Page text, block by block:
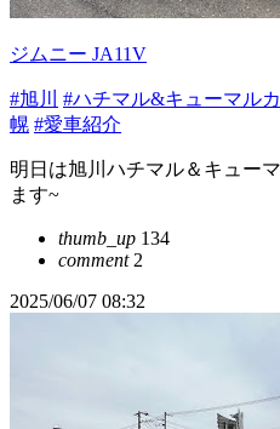
ジムニー JA11V
#旭川 #ハチマル&キューマル
幌 #愛車紹介
明日は旭川ハチマル＆キュー
ます~
thumb_up 134
comment2
2025/06/07 08:32